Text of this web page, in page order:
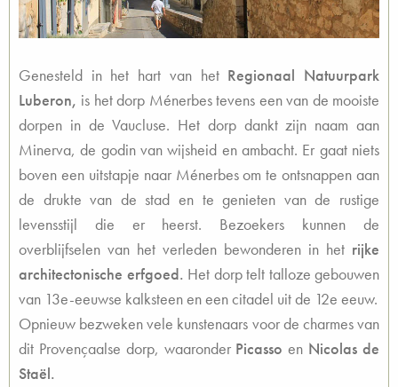
Genesteld in het hart van het Regionaal Natuurpark
Luberon, is het dorp Ménerbes tevens een van de mooiste
dorpen in de Vaucluse. Het dorp dankt zijn naam aan
Minerva, de godin van wijsheid en ambacht. Er gaat niets
boven een uitstapje naar Ménerbes om te ontsnappen aan
de drukte van de stad en te genieten van de rustige
levensstijl die er heerst. Bezoekers kunnen de
overblijfselen van het verleden bewonderen in het rijke
architectonische erfgoed. Het dorp telt talloze gebouwen
van 13e-eeuwse kalksteen en een citadel uit de 12e eeuw.
Opnieuw bezweken vele kunstenaars voor de charmes van
dit Provençaalse dorp, waaronder Picasso en Nicolas de
Staël.